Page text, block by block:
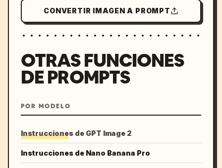
CONVERTIR IMAGEN A PROMPT
OTRAS FUNCIONES
DE PROMPTS
POR MODELO
Instrucciones de GPT Image 2
Instrucciones de Nano Banana Pro